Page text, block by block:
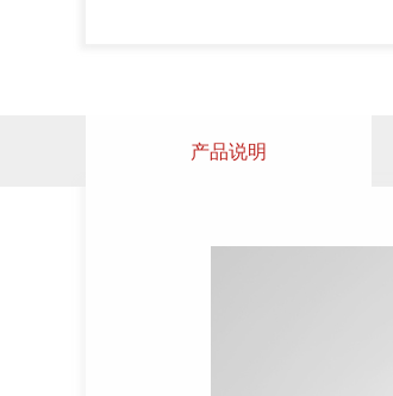
产品说明